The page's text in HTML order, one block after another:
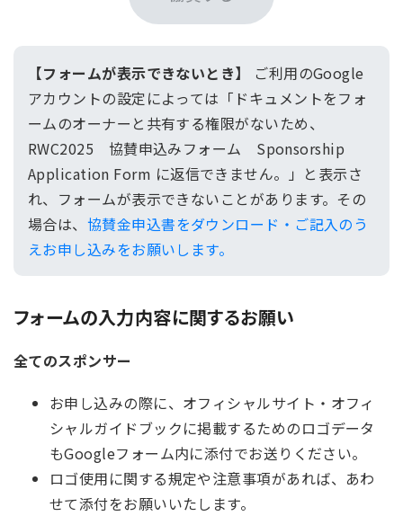
【フォームが表示できないとき】
ご利用のGoogle
アカウントの設定によっては「ドキュメントをフォ
ームのオーナーと共有する権限がないため、
RWC2025 協賛申込みフォーム Sponsorship
Application Form に返信できません。」と表示さ
れ、フォームが表示できないことがあります。その
場合は、 協賛金申込書をダウンロード・ご記入のう
えお申し込みをお願いします。
フォームの入力内容に関するお願い
全てのスポンサー
お申し込みの際に、オフィシャルサイト・オフィ
シャルガイドブックに掲載するためのロゴデータ
もGoogleフォーム内に添付でお送りください。
ロゴ使用に関する規定や注意事項があれば、あわ
せて添付をお願いいたします。